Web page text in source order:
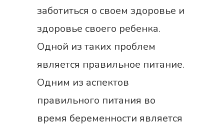
заботиться о своем здоровье и
здоровье своего ребенка.
Одной из таких проблем
является правильное питание.
Одним из аспектов
правильного питания во
время беременности является